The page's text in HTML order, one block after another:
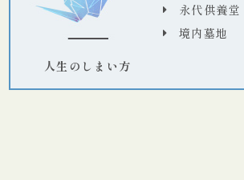
人生のしまい方
永代供養堂
境内墓地